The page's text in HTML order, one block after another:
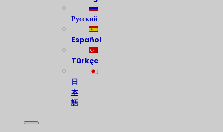
Русский
Español
Türkçe
日
本
語